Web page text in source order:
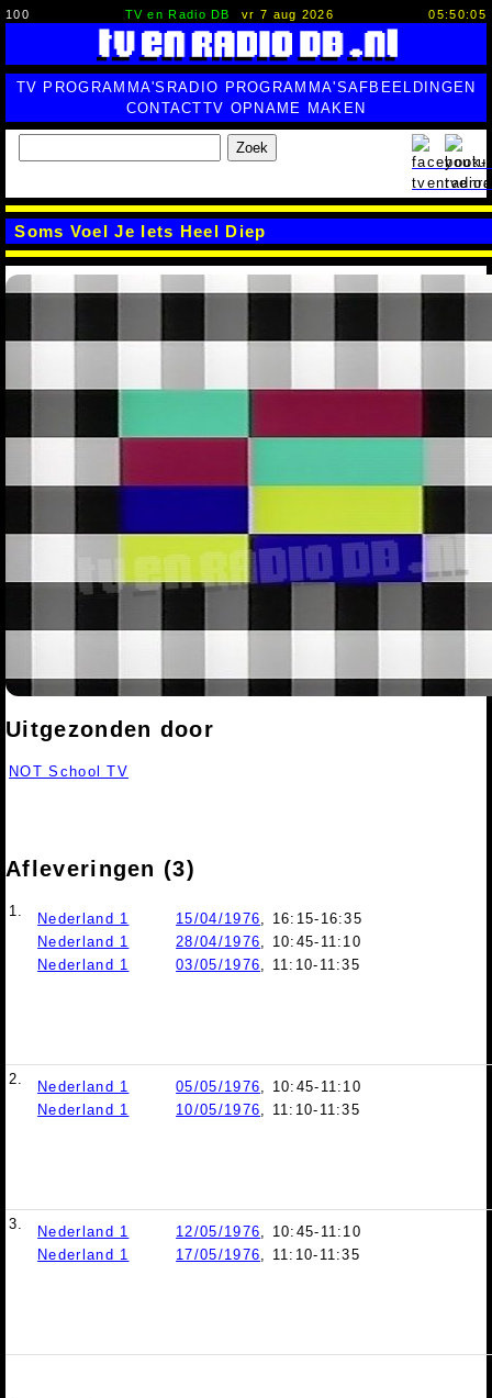
100 TV en Radio DB vr 7 aug 2026 05:50:06
TV PROGRAMMA'S RADIO PROGRAMMA'SAFBEELDINGEN
CONTACTTV OPNAME MAKEN
Zoek
Soms Voel Je Iets Heel Diep
Uitgezonden door
NOT School TV
Afleveringen (3)
1. Nederland 1 15/04/1976 , 16:15-16:35
Nederland 1
28/04/1976 , 10:45-11:10
Nederland 1
03/05/1976 , 11:10-11:35
2. Nederland 1 05/05/1976 , 10:45-11:10
Nederland 1
10/05/1976 , 11:10-11:35
3. Nederland 1 12/05/1976 , 10:45-11:10
Nederland 1
17/05/1976 , 11:10-11:35